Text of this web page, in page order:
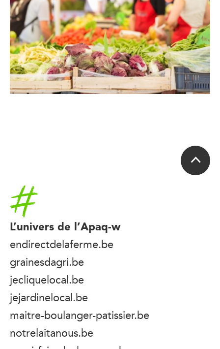
Accueil
L’univers de l’Apaq-w
endirectdelaferme.be
grainesdagri.be
jecliquelocal.be
jejardinelocal.be
maitre-boulanger-patissier.be
notrelaitanous.be